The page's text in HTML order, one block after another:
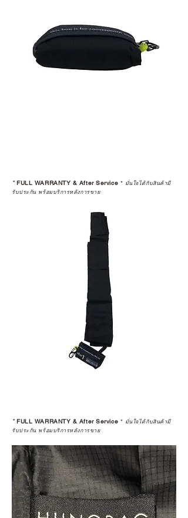
*FULL WARRANTY & After Service * มั่นใจได้กับสินค้ามี
รับประกัน พร้อมบริการหลังการขาย
*FULL WARRANTY & After Service * มั่นใจได้กับสินค้ามี
รับประกัน พร้อมบริการหลังการขาย